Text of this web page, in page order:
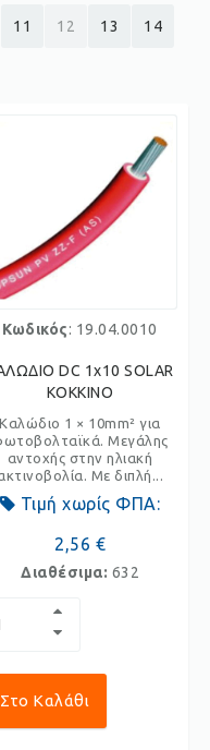
11 12 13 14
Κωδικός: 19.04.0010
DC 1x10 SOLAR
ΚΟΚΚΙΝΟ
Καλώδιο 1 × 10mm² για
Μεγάλης
αντοχής στην ηλιακή
Με διπλή...
Τιμή χωρίς ΦΠΑ:
2,56 €
Διαθέσιμα: 632
Στο Καλάθι